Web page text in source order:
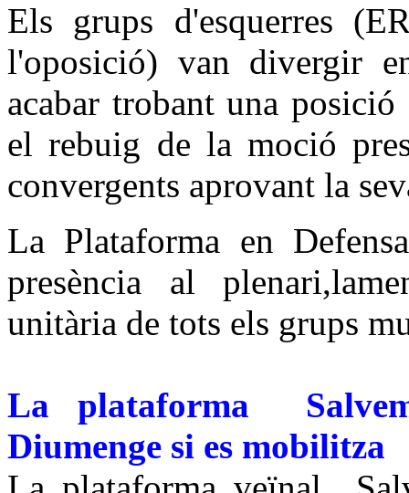
Els grups d'esquerres
l'oposició) van divergir
acabar trobant una
el rebuig de la moció
convergents aprovant la
La Plataforma en
presència al
unitària de tots els grups
La plataforma
Diumenge si es mobilitza